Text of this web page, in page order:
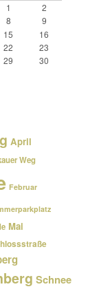
1
2
8
9
15
16
22
23
29
30
April
Weg
Februar
Mai
Schnee